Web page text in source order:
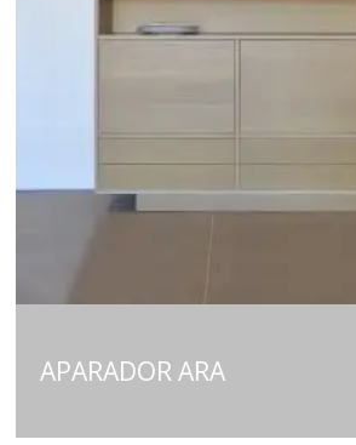
APARADOR ARA